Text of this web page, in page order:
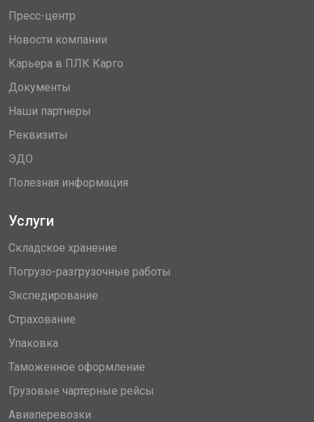
Пресс-центр
Новости компании
Карьера в ПЛК Карго
Документы
Наши партнеры
Реквизиты
ЭДО
Полезная информация
Услуги
Складское хранение
Погрузо-разгрузочные работы
Экспедирование
Страхование
Упаковка
Таможенное оформление
Грузовые чартерные рейсы
Авиаперевозки